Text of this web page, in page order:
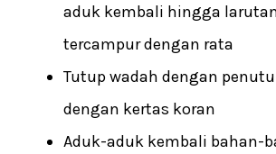
aduk kembali hingga
tercampur dengan rata
Tutup wadah dengan
dengan kertas koran
Aduk-aduk kembali bahan-